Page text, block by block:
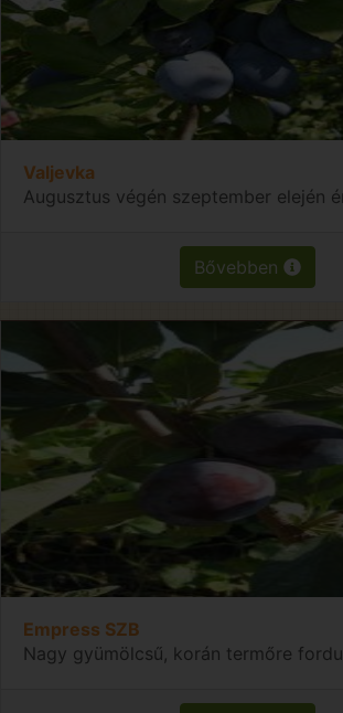
Valjevka
Augusztus végén szeptember elején
Bővebben
Empress SZB
Nagy gyümölcsű, korán termőre